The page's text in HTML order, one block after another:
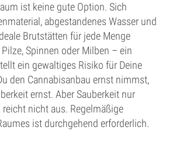
ist keine gute Option. Sich
abgestandenes Wasser und
Brutstätten für jede Menge
Spinnen oder Milben – ein
ein gewaltiges Risiko für Deine
den Cannabisanbau ernst nimmst,
ernst. Aber Sauberkeit nur
nicht aus. Regelmäßige
ist durchgehend erforderlich.